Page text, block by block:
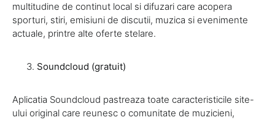
multitudine de continut local si difuzari care acopera
sporturi, stiri, emisiuni de discutii, muzica si evenimente
actuale, printre alte oferte stelare.
Soundcloud (gratuit)
Aplicatia Soundcloud pastreaza toate caracteristicile site-
ului original care reunesc o comunitate de muzicieni,